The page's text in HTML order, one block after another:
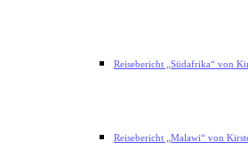
Reisebericht „Südafrika“ von
Reisebericht „Malawi“ von